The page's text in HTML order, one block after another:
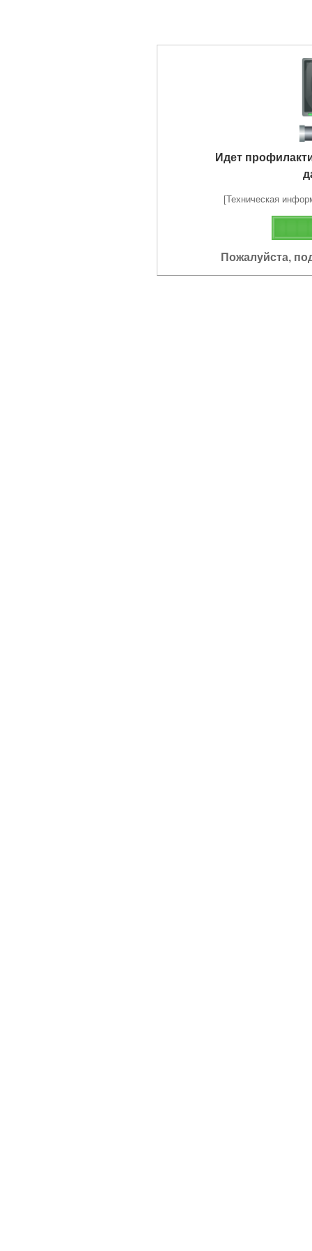
Идет
[Техническая
Пожалуйста,